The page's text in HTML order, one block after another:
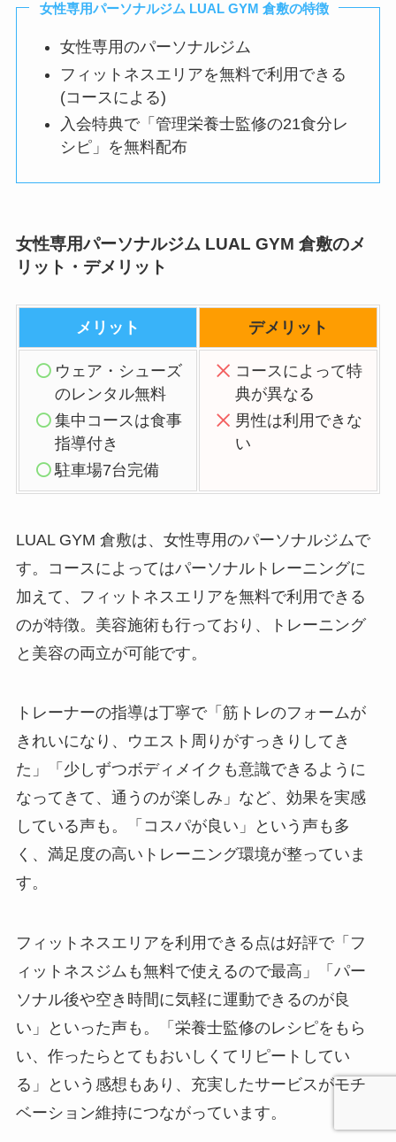
女性専用パーソナルジム LUAL GYM 倉敷の特徴
女性専用のパーソナルジム
フィットネスエリアを無料で利用できる
(コースによる)
入会特典で「管理栄養士監修の21食分レ
シピ」を無料配布
女性専用パーソナルジム LUAL GYM 倉敷のメ
リット・デメリット
メリット デメリット
ウェア・シューズ
のレンタル無料
集中コースは食事
指導付き
駐車場7台完備
コースによって特
典が異なる
男性は利用できな
い
LUAL GYM 倉敷は、女性専用のパーソナルジムで
す。コースによってはパーソナルトレーニングに
加えて、フィットネスエリアを無料で利用できる
のが特徴。美容施術も行っており、トレーニング
と美容の両立が可能です。
トレーナーの指導は丁寧で「筋トレのフォームが
きれいになり、ウエスト周りがすっきりしてき
た」「少しずつボディメイクも意識できるように
なってきて、通うのが楽しみ」など、効果を実感
している声も。「コスパが良い」という声も多
く、満足度の高いトレーニング環境が整っていま
す。
フィットネスエリアを利用できる点は好評で「フ
ィットネスジムも無料で使えるので最高」「パー
ソナル後や空き時間に気軽に運動できるのが良
い」といった声も。「栄養士監修のレシピをもら
い、作ったらとてもおいしくてリピートしてい
る」という感想もあり、充実したサービスがモチ
ベーション維持につながっています。